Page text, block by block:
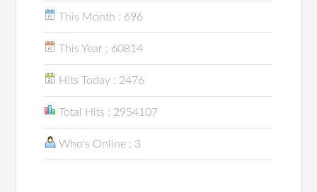
This Month : 696
This Year : 60814
Hits Today : 2476
Total Hits : 2954107
Who's Online : 3